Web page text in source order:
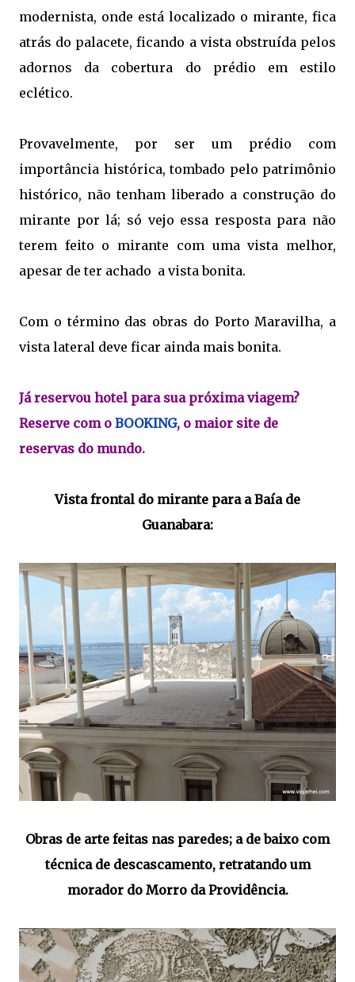
modernista, onde está localizado o mirante, fica
atrás do palacete, ficando a vista obstruída pelos
adornos da cobertura do prédio em estilo
eclético.
Provavelmente, por ser um prédio com
importância histórica, tombado pelo patrimônio
histórico, não tenham liberado a construção do
mirante por lá; só vejo essa resposta para não
terem feito o mirante com uma vista melhor,
apesar de ter achado a vista bonita.
Com o término das obras do Porto Maravilha, a
vista lateral deve ficar ainda mais bonita.
Já reservou hotel para sua próxima viagem?
Reserve com o BOOKING, o maior site de
reservas do mundo.
Vista frontal do mirante para a Baía de
Guanabara:
Obras de arte feitas nas paredes; a de baixo com
técnica de descascamento, retratando um
morador do Morro da Providência.